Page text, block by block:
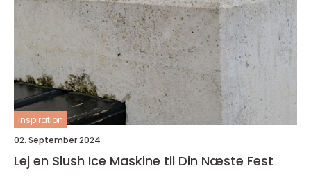
inspiration
02. September 2024
Lej en Slush Ice Maskine til Din Næste Fest